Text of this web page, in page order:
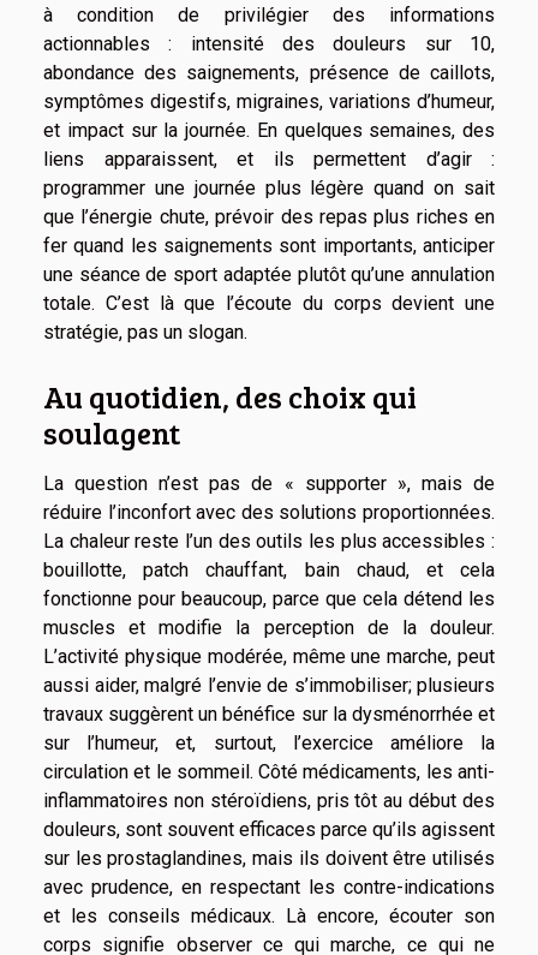
à condition de privilégier des informations
actionnables : intensité des douleurs sur 10,
abondance des saignements, présence de caillots,
symptômes digestifs, migraines, variations d’humeur,
et impact sur la journée. En quelques semaines, des
liens apparaissent, et ils permettent d’agir :
programmer une journée plus légère quand on sait
que l’énergie chute, prévoir des repas plus riches en
fer quand les saignements sont importants, anticiper
une séance de sport adaptée plutôt qu’une annulation
totale. C’est là que l’écoute du corps devient une
stratégie, pas un slogan.
Au quotidien, des choix qui
soulagent
La question n’est pas de « supporter », mais de
réduire l’inconfort avec des solutions proportionnées.
La chaleur reste l’un des outils les plus accessibles :
bouillotte, patch chauffant, bain chaud, et cela
fonctionne pour beaucoup, parce que cela détend les
muscles et modifie la perception de la douleur.
L’activité physique modérée, même une marche, peut
aussi aider, malgré l’envie de s’immobiliser; plusieurs
travaux suggèrent un bénéfice sur la dysménorrhée et
sur l’humeur, et, surtout, l’exercice améliore la
circulation et le sommeil. Côté médicaments, les anti-
inflammatoires non stéroïdiens, pris tôt au début des
douleurs, sont souvent efficaces parce qu’ils agissent
sur les prostaglandines, mais ils doivent être utilisés
avec prudence, en respectant les contre-indications
et les conseils médicaux. Là encore, écouter son
corps signifie observer ce qui marche, ce qui ne